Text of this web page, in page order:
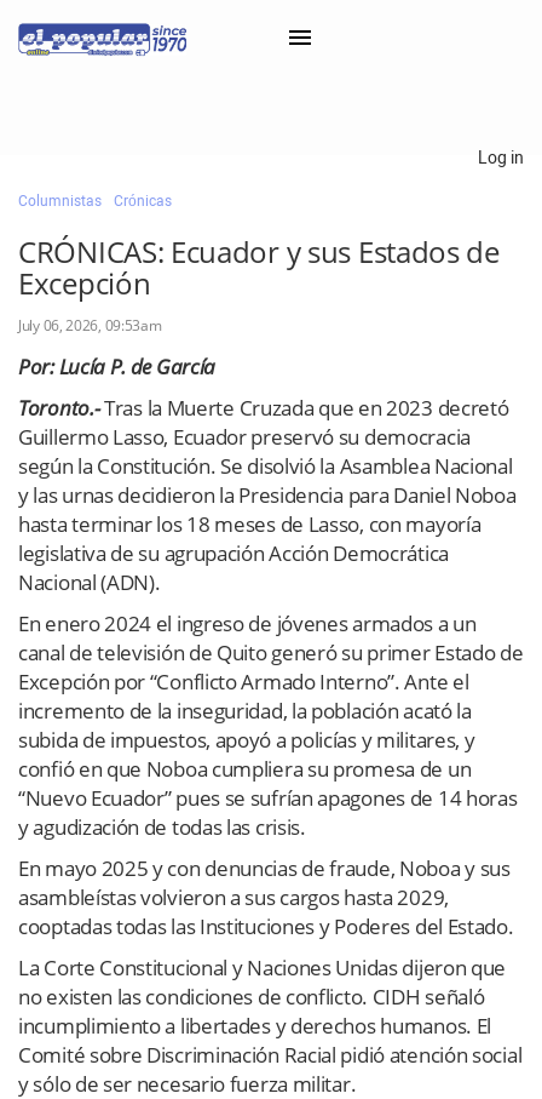
Classifieds
Categorías
Iniciar sesión con Clascal
×
Log in
Columnistas Crónicas
CRÓNICAS: Ecuador y sus Estados de
Excepción
July 06, 2026, 09:53am
Por: Lucía P. de García
Toronto.-Tras la Muerte Cruzada que en 2023 decretó
Guillermo Lasso, Ecuador preservó su democracia
según la Constitución. Se disolvió la Asamblea Nacional
y las urnas decidieron la Presidencia para Daniel Noboa
hasta terminar los 18 meses de Lasso, con mayoría
legislativa de su agrupación Acción Democrática
Nacional (ADN).
En enero 2024 el ingreso de jóvenes armados a un
canal de televisión de Quito generó su primer Estado de
Excepción por “Conflicto Armado Interno”. Ante el
incremento de la inseguridad, la población acató la
subida de impuestos, apoyó a policías y militares, y
confió en que Noboa cumpliera su promesa de un
“Nuevo Ecuador” pues se sufrían apagones de 14 horas
y agudización de todas las crisis.
En mayo 2025 y con denuncias de fraude, Noboa y sus
asambleístas volvieron a sus cargos hasta 2029,
cooptadas todas las Instituciones y Poderes del Estado.
La Corte Constitucional y Naciones Unidas dijeron que
no existen las condiciones de conflicto. CIDH señaló
incumplimiento a libertades y derechos humanos. El
Comité sobre Discriminación Racial pidió atención social
y sólo de ser necesario fuerza militar.